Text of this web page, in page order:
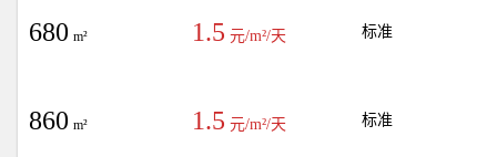
680 m² 1.5 元/m²/天 标准
860 m² 1.5 元/m²/天 标准